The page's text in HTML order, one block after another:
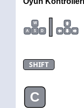
W
A
S D |
SHIFT
C